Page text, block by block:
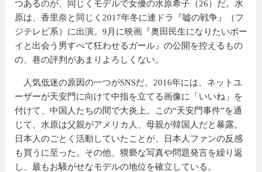
つあるのが、同じくモデルで女優の水原希子（26）だ。水
原は、香里奈と同じく2017年冬に連ドラ『嘘の戦争』（フ
ジテレビ系）に出演。9月に映画『奥田民生になりたいボー
イと出会う男すべて狂わせるガール』の公開を控えるもの
の、巷の評判があまりよろしくない。
人気低迷の原因の一つがSNSだ。2016年には、ネットユ
ーザーが天安門に向けて中指を立てる画像に「いいね」を
付けて、中国人たちの間で大炎上。この“天安門事件”を通
じて、水原は父親がアメリカ人、母親が韓国人だと暴露。
日本人のごとく活動していたことが、日本人ファンの反感
も買うに至った。その他、猥褻な写真や問題発言を繰り返
し、最もお騒がせなモデルの地位を確立している。